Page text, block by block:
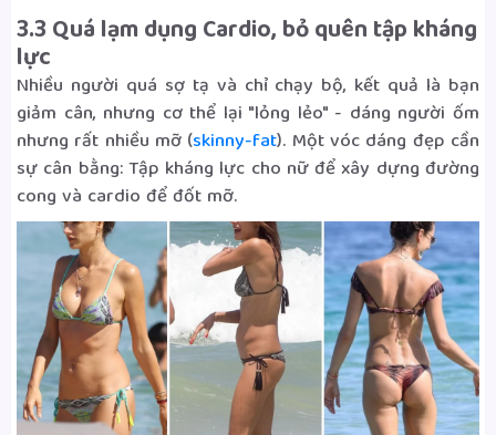
3.3 Quá lạm dụng Cardio, bỏ quên tập kháng
lực
Nhiều người quá sợ tạ và chỉ chạy bộ, kết quả là bạn
giảm cân, nhưng cơ thể lại "lỏng lẻo" - dáng người ốm
nhưng rất nhiều mỡ (skinny-fat). Một vóc dáng đẹp cần
sự cân bằng: Tập kháng lực cho nữ để xây dựng đường
cong và cardio để đốt mỡ.